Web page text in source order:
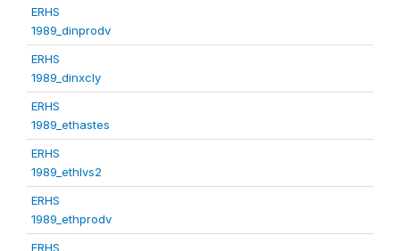
ERHS
1989_dinprodv
ERHS
1989_dinxcly
ERHS
1989_ethastes
ERHS
1989_ethlvs2
ERHS
1989_ethprodv
ERHS